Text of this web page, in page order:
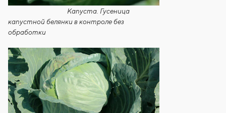
Капуста. Гусеница
капустной белянки в контроле без
обработки